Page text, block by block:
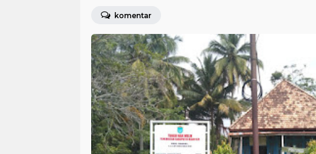
komentar